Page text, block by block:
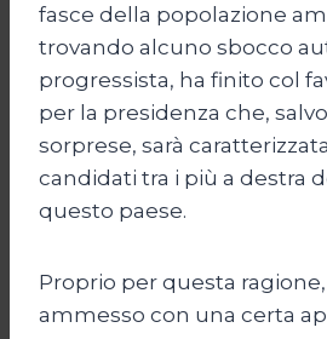
fasce della popolazione
trovando alcuno sbocco
progressista, ha finito col
per la presidenza che,
sorprese, sarà
candidati tra i più a destra
questo paese.
Proprio per questa
ammesso con una certa